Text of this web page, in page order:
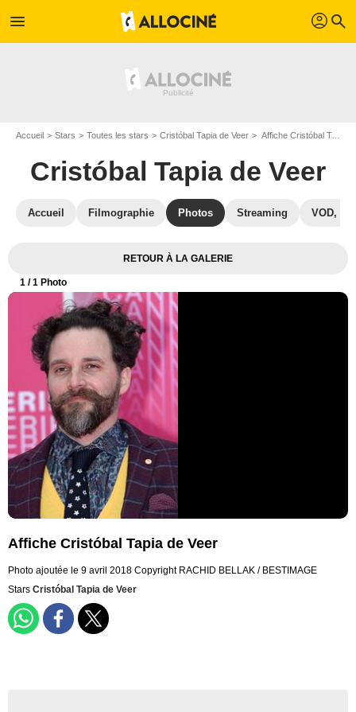
menu profil search
Accueil Stars Toutes les stars Cristóbal Tapia de Veer Affiche Cristóbal Tapia de Veer
Cristóbal Tapia de Veer
Accueil Filmographie Photos Streaming VOD,
RETOUR À LA GALERIE
1 / 1 Photo
Affiche Cristóbal Tapia de Veer
Photo ajoutée le 9 avril 2018 Copyright RACHID BELLAK / BESTIMAGE
Stars Cristóbal Tapia de Veer